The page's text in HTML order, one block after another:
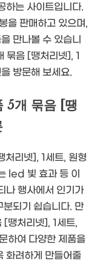
하는 사이트입니다.
을 판매하고 있으며,
만나볼 수 있습니
음 [땡처리넷], 1
방문해 보세요.
5개 묶음 [땡
리넷], 1세트, 원형
led 빛 효과 등 이
나 행사에서 인기가
분되기 쉽습니다. 만
처리넷], 1세트,
하여 다양한 제품을
화려하게 만들어줄